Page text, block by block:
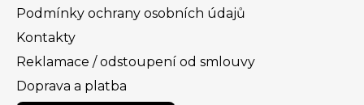
Podmínky ochrany osobních údajů
Kontakty
Reklamace / odstoupení od smlouvy
Doprava a platba